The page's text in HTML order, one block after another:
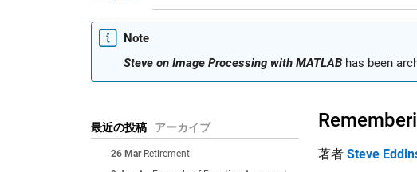
Note
Steve on Image Processing with MATLAB has been
最近の投稿 アーカイブ
26 Mar Retirement!
著者 Steve